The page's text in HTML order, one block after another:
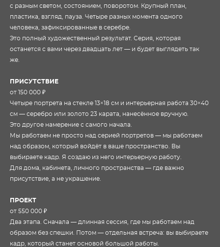
с разным светом, состоянием, поворотом. Крупный план,
пластика, взгляд, пауза. Четыре разных момента одного
человека, зафиксированные в серебре.
Это полный художественный результат. Серия, которая
останется с вами через двадцать лет — и будет выглядеть так
же.
ПРИСУТСТВИЕ
от 150 000 ₽
Четыре портрета на стекле 13×18 см и интерьерная работа 30×40
см — серебро или золото 23 карата, нанесённое вручную.
Это другое намерение с самого начала.
Мы работаем не просто над серией портретов — мы работаем
над образом, который войдёт в ваше пространство. Вы
выбираете кадр. Я создаю из него интерьерную работу.
Для дома, кабинета, личного пространства — где важно
присутствие, а не украшение.
ПРОЕКТ
от 550 000 ₽
Два этапа. Сначала — длинная сессия, где мы работаем над
образом без спешки. Потом — отдельная встреча: вы выбираете
кадр, который станет основой большой работы.